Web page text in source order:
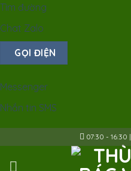
Tìm đường
Chat Zalo
GỌI ĐIỆN
Messenger
Nhắn tin SMS
to
content
07:30 - 16:30 |